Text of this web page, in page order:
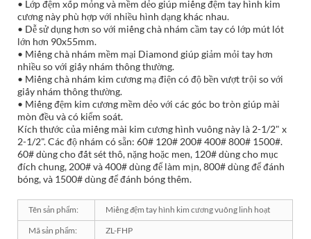
• Lớp đệm xốp mỏng và mềm dẻo giúp miếng đệm tay hình kim
cương này phù hợp với nhiều hình dạng khác nhau.
• Dễ sử dụng hơn so với miếng chà nhám cầm tay có lớp mút lót
lớn hơn 90x55mm.
• Miếng chà nhám mềm mại Diamond giúp giảm mỏi tay hơn
nhiều so với giấy nhám thông thường.
• Miếng chà nhám kim cương mạ điện có độ bền vượt trội so với
giấy nhám thông thường.
• Miếng đệm kim cương mềm dẻo với các góc bo tròn giúp mài
mòn đều và có kiểm soát.
Kích thước của miếng mài kim cương hình vuông này là 2-1/2" x
2-1/2". Các độ nhám có sẵn: 60# 120# 200# 400# 800# 1500#.
60# dùng cho đất sét thô, nặng hoặc men, 120# dùng cho mục
đích chung, 200# và 400# dùng để làm mịn, 800# dùng để đánh
bóng, và 1500# dùng để đánh bóng thêm.
Tên sản phẩm:
Miếng đệm tay hình kim cương vuông linh hoạt
Mã sản phẩm:
ZL-FHP